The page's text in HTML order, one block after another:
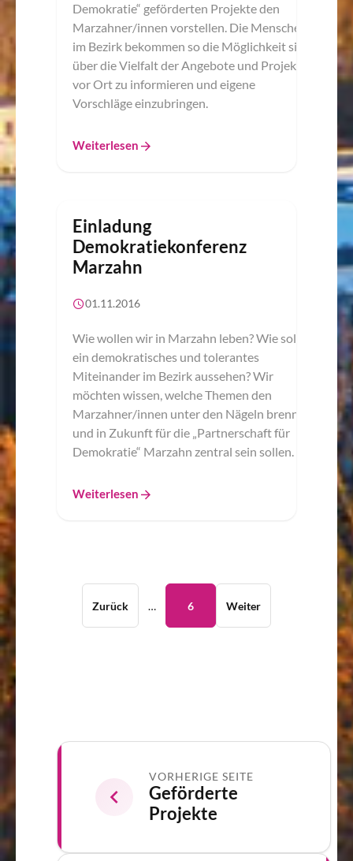
Demokratie“ geförderten Projekte den
Marzahner/innen vorstellen. Die Menschen
im Bezirk bekommen so die Möglichkeit sich
über die Vielfalt der Angebote und Projekte
vor Ort zu informieren und eigene
Vorschläge einzubringen.
Weiterlesen
Einladung
Demokratiekonferenz
Marzahn
01.11.2016
Wie wollen wir in Marzahn leben? Wie soll
ein demokratisches und tolerantes
Miteinander im Bezirk aussehen? Wir
möchten wissen, welche Themen den
Marzahner/innen unter den Nägeln brennen
und in Zukunft für die „Partnerschaft für
Demokratie“ Marzahn zentral sein sollen.
Weiterlesen
Zurück … 6 Weiter
VORHERIGE SEITE
Geförderte
Projekte